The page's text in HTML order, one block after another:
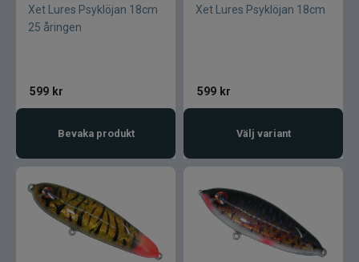
Övriga fiskemärken
Xet Lures Psyklöjan 18cm
25 åringen
599 kr
Bevaka produkt
Xet Lures Psyklöjan 18cm
599 kr
Välj variant